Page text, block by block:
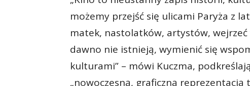
możemy przejść się ulicami Paryża z
matek, nastolatków, artystów,
dawno nie istnieją, wymienić się
kulturami” – mówi Kuczma,
„nowoczesną, graficzną reprezentacją